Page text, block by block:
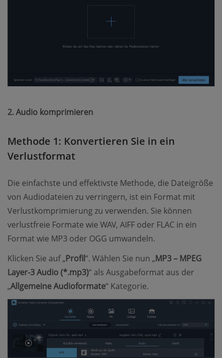
2. Audio komprimieren
Methode 1: Konvertieren Sie in ein
Verlustformat
Die einfachste und effektivste Methode, die Dateigröße
von Audiodateien zu verringern, ist ein Format mit
Verlustkomprimierung zu verwenden. Sie können
verlustfreie Formate wie WAV, AIFF oder FLAC in ein
Format wie MP3 oder OGG umwandeln.
Klicken Sie auf „Profil“. Wählen Sie nun „MP3 – MPEG
Layer-3 Audio (*.mp3)“ als Ausgabeformat aus der
„Allgemeine Audioformate“ Kategorie.